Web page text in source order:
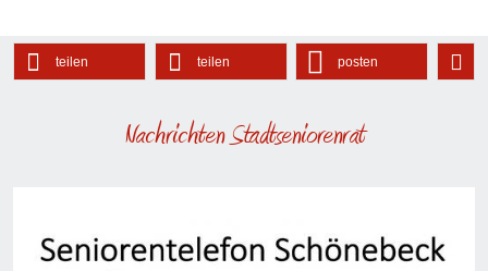
teilen teilen posten
Nachrichten Stadtseniorenrat